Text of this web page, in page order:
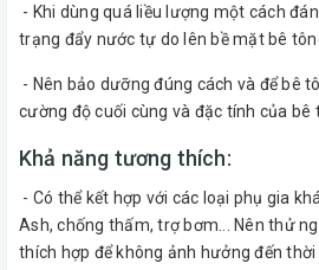
- Khi dùng quá liều lượng một cách
trạng đẩy nước tự do lên bề mặt bê
- Nên bảo dưỡng đúng cách và để bê
cường độ cuối cùng và đặc tính của bê
Khả năng tương thích:
- Có thể kết hợp với các loại phụ gia
Ash, chống thấm, trợ bơm... Nên thử
thích hợp để không ảnh hưởng đến